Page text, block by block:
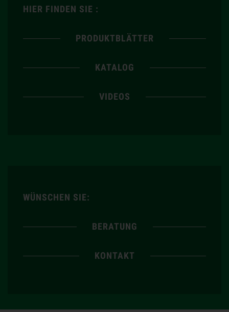
HIER FINDEN SIE :
PRODUKTBLÄTTER
KATALOG
VIDEOS
WÜNSCHEN SIE:
BERATUNG
KONTAKT